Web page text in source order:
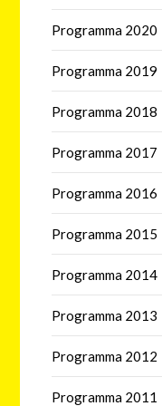
Programma 2020
Programma 2019
Programma 2018
Programma 2017
Programma 2016
Programma 2015
Programma 2014
Programma 2013
Programma 2012
Programma 2011